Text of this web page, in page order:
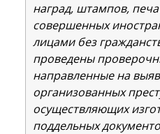
наград, штампов,
совершенных
лицами без
проведены
направленные на
организованных
осуществляющих
поддельных